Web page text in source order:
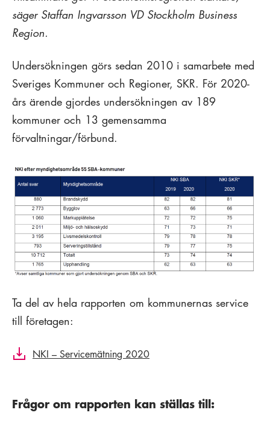
säger Staffan Ingvarsson VD Stockholm Business
Region.
Undersökningen görs sedan 2010 i samarbete med
Sveriges Kommuner och Regioner, SKR. För 2020-
års ärende gjordes undersökningen av 189
kommuner och 13 gemensamma
förvaltningar/förbund.
Ta del av hela rapporten om kommunernas service
till företagen:
NKI – Servicemätning 2020
Frågor om rapporten kan ställas till: